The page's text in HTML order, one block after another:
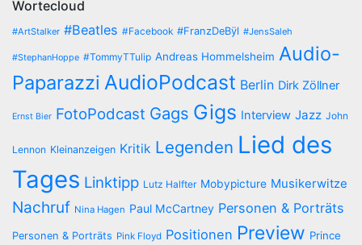
Wortecloud
#ArtStalker #Beatles #Facebook #FranzDeBÿl #JensSaleh
#StephanHoppe #TommyTTulip Andreas Hommelsheim Audio-
Paparazzi AudioPodcast Berlin Dirk Zöllner
Ernst Bier FotoPodcast Gags Gigs Interview Jazz John
Lennon Kleinanzeigen Kritik Legenden Lied des
Tages Linktipp Lutz Halfter Mobypicture Musikerwitze
Nachruf Nina Hagen Paul McCartney Personen & Porträts
Personen & Porträts Pink Floyd Positionen Preview Prince